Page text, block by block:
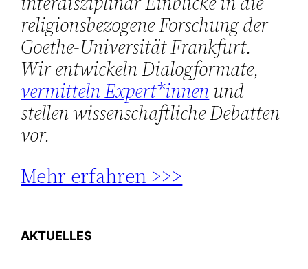
religionsbezogene Forschung der
Goethe-Universität Frankfurt.
Wir entwickeln Dialogformate,
vermitteln Expert*innenund
stellen wissenschaftliche Debatten
vor.
Mehr erfahren >>>
AKTUELLES